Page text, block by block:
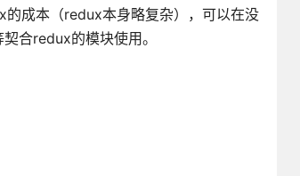
成本（redux本身略复杂），可以在没
合redux的模块使用。